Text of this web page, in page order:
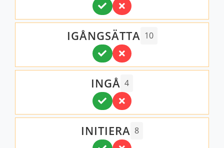
IGÅNGSÄTTA 10
INGÅ 4
INITIERA 8